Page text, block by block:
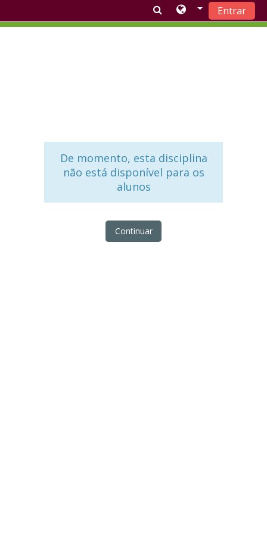
Entrar
De momento, esta disciplina
não está disponível para os
alunos
Continuar